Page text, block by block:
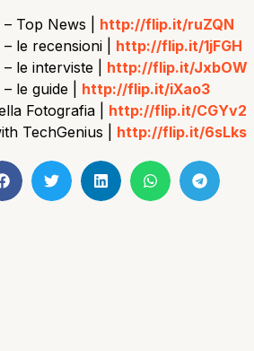
Top News | http://flip.it/ruZQN
le recensioni | http://flip.it/1jFGH
le interviste | http://flip.it/JxbOW
le guide | http://flip.it/iXao3
Fotografia | http://flip.it/CGYv2
TechGenius | http://flip.it/6sLks